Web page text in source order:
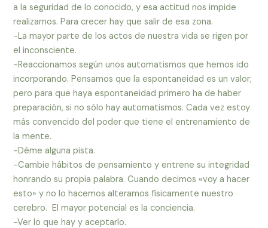
a la seguridad de lo conocido, y esa actitud nos impide
realizarnos. Para crecer hay que salir de esa zona.
-La mayor parte de los actos de nuestra vida se rigen por
el inconsciente.
-Reaccionamos según unos automatismos que hemos ido
incorporando. Pensamos que la espontaneidad es un valor;
pero para que haya espontaneidad primero ha de haber
preparación, si no sólo hay automatismos. Cada vez estoy
más convencido del poder que tiene el entrenamiento de
la mente.
-Déme alguna pista.
-Cambie hábitos de pensamiento y entrene su integridad
honrando su propia palabra. Cuando decimos «voy a hacer
esto» y no lo hacemos alteramos físicamente nuestro
cerebro. El mayor potencial es la conciencia.
-Ver lo que hay y aceptarlo.